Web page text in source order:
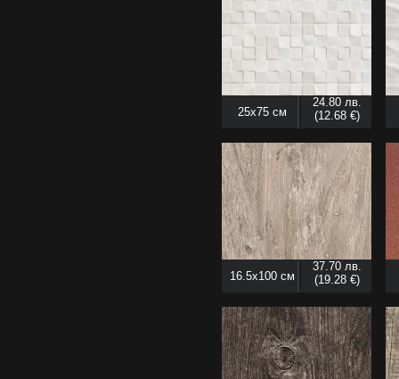
25x75 см
24.80 лв.
(12.68 €)
16.5x100 см
37.70 лв.
(19.28 €)